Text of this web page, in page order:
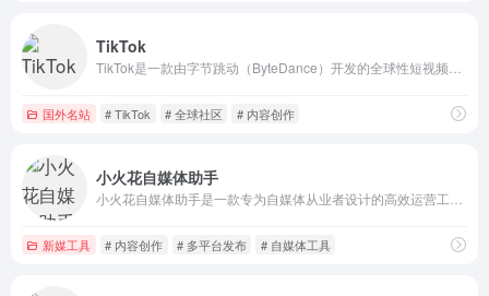
TikTok
国外名站 # TikTok # 全球社区 # 内容创作
小火花自媒体助手
新媒工具 # 内容创作 # 多平台发布 # 自媒体工具